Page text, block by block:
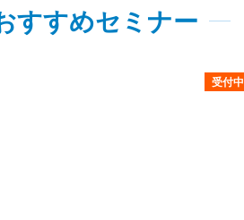
すすめセミナー
受付中